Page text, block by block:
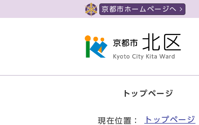
京都市ホームページへ
トップページ
現在位置： トップページ